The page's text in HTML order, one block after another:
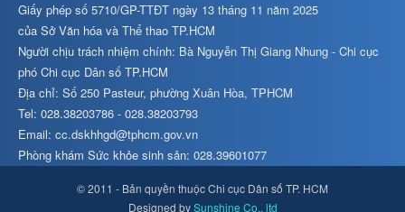
Giấy phép số 5710/GP-TTĐT ngày 13 tháng 11 năm 2025
của Sở Văn hóa và Thể thao TP.HCM
Người chịu trách nhiệm chính: Bà Nguyễn Thị Giang Nhung - Chi cục
phó Chi cục Dân số TP.HCM
Địa chỉ: Số 250 Pasteur, phường Xuân Hòa, TPHCM
Tel: 028.38203786 - 028.38203793
Email: cc.dskhhgd@tphcm.gov.vn
Phòng khám Sức khỏe sinh sản: 028.39601077
© 2011 - Bản quyền thuộc Chi cục Dân số TP. HCM
Designed bySunshine Co., ltd